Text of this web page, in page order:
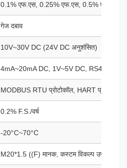
0.1% एफ.एस, 0.25% एफ.एस, 0.5% एफ.एस
गेज दबाव
10V~30V DC (24V DC अनुशंसित)
4mA~20mA DC, 1V~5V DC, RS485, आदि
MODBUS RTU प्रोटोकॉल, HART प्रोटोकॉल
0.2% F.S./वर्ष
-20°C~70°C
M20*1.5 ((F) मानक, कस्टम विकल्प उपलब्ध